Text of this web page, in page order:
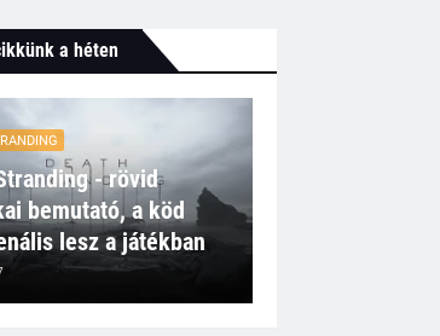
a héten
- rövid
bemutató, a köd
lesz a játékban